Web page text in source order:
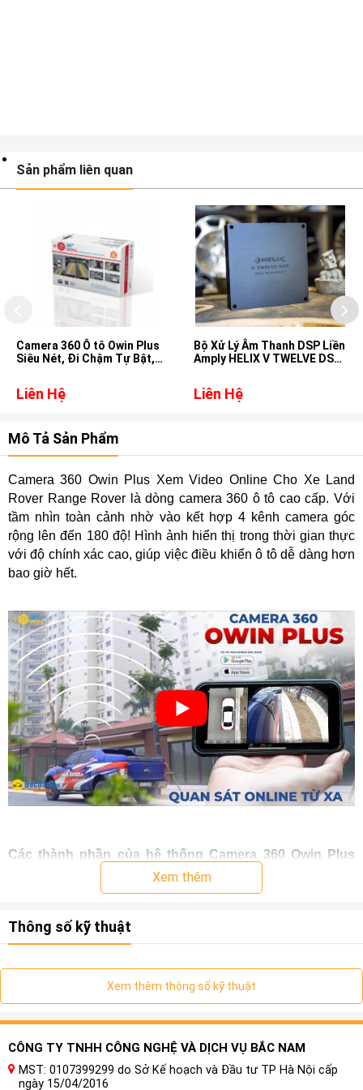
Sản phẩm liên quan
Camera 360 Ô tô Owin Plus
Siêu Nét, Đi Chậm Tự Bật,
Liên Hệ
Bộ Xử Lý Âm Thanh DSP Liền
Amply HELIX V TWELVE DSP
Liên Hệ
Mô Tả Sản Phẩm
Camera 360 Owin Plus Xem Video Online Cho Xe Land
Rover Range Rover là dòng camera 360 ô tô cao cấp. Với
tầm nhìn toàn cảnh nhờ vào kết hợp 4 kênh camera góc
rộng lên đến 180 độ! Hình ảnh hiển thị trong thời gian thực
với độ chính xác cao, giúp việc điều khiển ô tô dễ dàng hơn
bao giờ hết.
Các thành phần của hệ thống Camera 360 Owin Plus
Xem Video Online Cho Xe Land Rover Range Rover
phần cứng và phần mềm hoạt động cùng nhau và hiển thị
thông tin liên quan đến môi trường xung quanh xe trên màn
Xem thêm
Thông số kỹ thuật
Xem thêm thông số kỹ thuật
CÔNG TY TNHH CÔNG NGHỆ VÀ DỊCH VỤ BẮC NAM
MST: 0107399299 do Sở Kế hoạch và Đầu tư TP Hà Nội cấp
ngày 15/04/2016